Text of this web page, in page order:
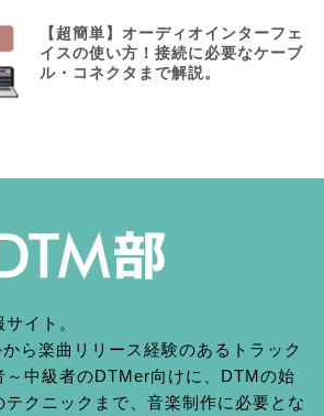
【超簡単】オーディオインターフェ
イスの使い方！接続に必要なケーブ
ル・コネクタまで解説。
イト。
ら楽曲リリース経験のあるトラック
～中級者のDTMer向けに、DTMの始
クニックまで、音楽制作に必要とな